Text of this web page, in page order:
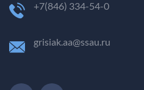
+7(846) 334-54-0
grisiak.aa@ssau.ru